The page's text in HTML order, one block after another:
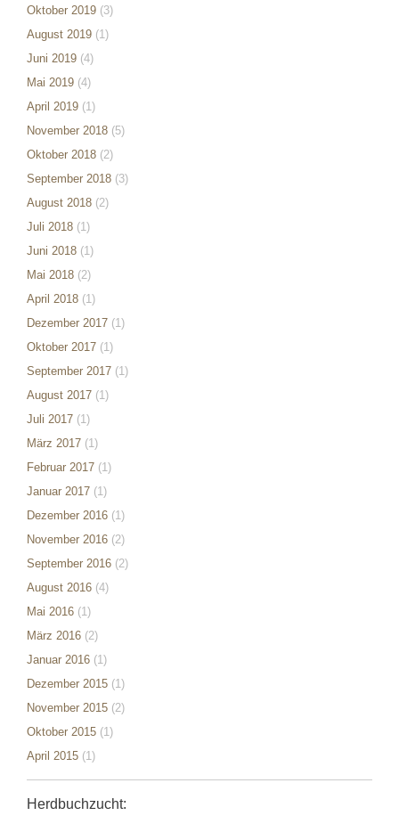
Oktober 2019 (3)
August 2019 (1)
Juni 2019 (4)
Mai 2019 (4)
April 2019 (1)
November 2018 (5)
Oktober 2018 (2)
September 2018 (3)
August 2018 (2)
Juli 2018 (1)
Juni 2018 (1)
Mai 2018 (2)
April 2018 (1)
Dezember 2017 (1)
Oktober 2017 (1)
September 2017 (1)
August 2017 (1)
Juli 2017 (1)
März 2017 (1)
Februar 2017 (1)
Januar 2017 (1)
Dezember 2016 (1)
November 2016 (2)
September 2016 (2)
August 2016 (4)
Mai 2016 (1)
März 2016 (2)
Januar 2016 (1)
Dezember 2015 (1)
November 2015 (2)
Oktober 2015 (1)
April 2015 (1)
Herdbuchzucht: